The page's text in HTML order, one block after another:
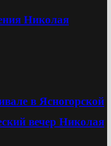
Николая
в Ясногорской
вечер Николая